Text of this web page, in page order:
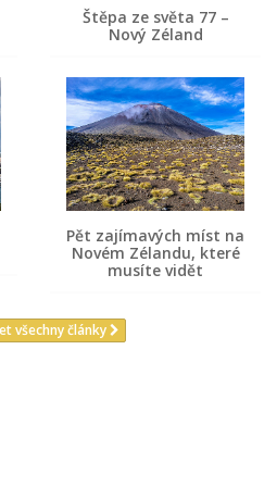
Štěpa ze světa 77 –
Nový Zéland
Pět zajímavých míst na
Novém Zélandu, které
musíte vidět
všechny články